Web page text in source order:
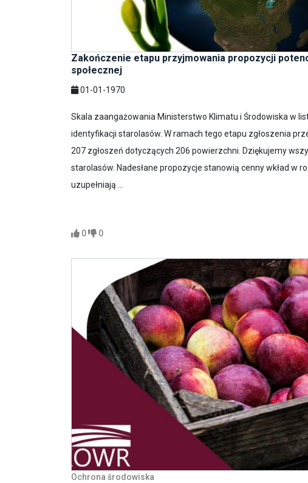
Zakończenie etapu przyjmowania propozycji
społecznej
01-01-1970
Skala zaangażowania Ministerstwo Klimatu i Środowiska w
identyfikacji starolasów. W ramach tego etapu zgłoszenia
207 zgłoszeń dotyczących 206 powierzchni. Dziękujemy
starolasów. Nadesłane propozycje stanowią cenny wkład w
uzupełniają ...
0
0
Ochrona środowiska